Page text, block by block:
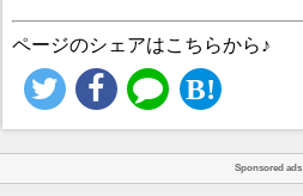
ページのシェアはこちらから♪
Sponsored ads